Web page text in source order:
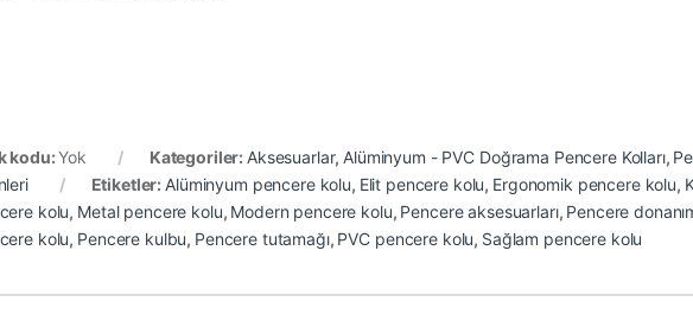
kodu:Yok Kategoriler: Aksesuarlar, Alüminyum - PVC Doğrama Pencere Kolları,
Etiketler: Alüminyum pencere kolu, Elit pencere kolu, Ergonomik pencere kolu,
kolu, Metal pencere kolu, Modern pencere kolu, Pencere aksesuarları, Pencere
kolu, Pencere kulbu, Pencere tutamağı, PVC pencere kolu, Sağlam pencere kolu